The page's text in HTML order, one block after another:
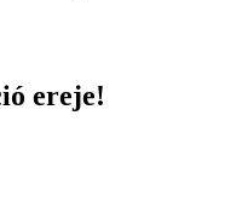
ereje!